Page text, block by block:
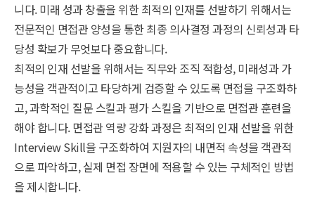
니다. 미래 성과 창출을 위한 최적의 인재를 선발하기 위해서는
전문적인 면접관 양성을 통한 최종 의사결정 과정의 신뢰성과 타
당성 확보가 무엇보다 중요합니다.
최적의 인재 선발을 위해서는 직무와 조직 적합성, 미래성과 가
능성을 객관적이고 타당하게 검증할 수 있도록 면접을 구조화하
고, 과학적인 질문 스킬과 평가 스킬을 기반으로 면접관 훈련을
해야 합니다. 면접관 역량 강화 과정은 최적의 인재 선발을 위한
Interview Skill을 구조화하여 지원자의 내면적 속성을 객관적
으로 파악하고, 실제 면접 장면에 적용할 수 있는 구체적인 방법
을 제시합니다.